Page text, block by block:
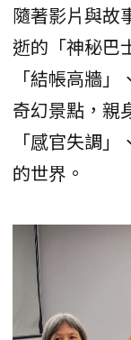
隨著影片與故
逝的「神秘巴
「結帳高牆
奇幻景點，親
「感官失調
的世界。